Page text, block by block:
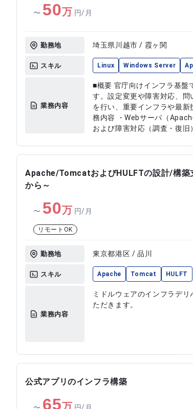
〜 50万 円/月
勤務地 埼玉県川越市 / 霞ヶ関
スキル Linux Windows Server
業務内容
■概要 官庁向けインフラ基盤
す。設定変更や障害対応、
を行い、重要インフラや最新技術
務内容 ・Webサーバ（
および障害対応（調査・復旧
Apache/TomcatおよびHULFTの設計/構
から～
〜 50万 円/月
リモートOK
勤務地 東京都港区 / 品川
スキル Apache Tomcat HULFT
業務内容
ミドルウェアのインフラデ
ただきます。
公式アプリのインフラ構築
65万